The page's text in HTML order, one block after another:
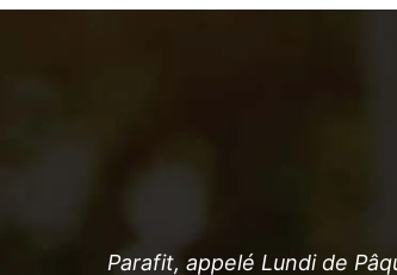
Parafit, appelé Lundi de